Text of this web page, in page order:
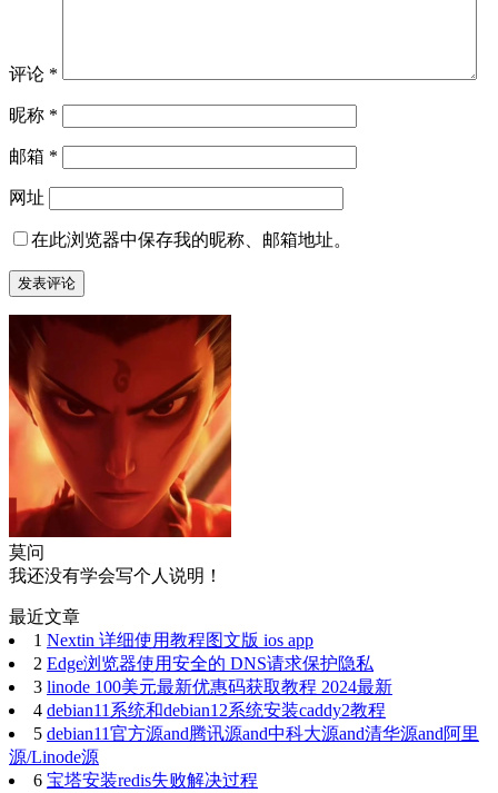
评论 *
昵称 *
邮箱 *
网址
在此浏览器中保存我的昵称、邮箱地址。
莫问
我还没有学会写个人说明！
最近文章
1 Nextin 详细使用教程图文版 ios app
2 Edge浏览器使用安全的 DNS请求保护隐私
3 linode 100美元最新优惠码获取教程 2024最新
4 debian11系统和debian12系统安装caddy2教程
5 debian11官方源and腾讯源and中科大源and清华源and阿里
源/Linode源
6 宝塔安装redis失败解决过程